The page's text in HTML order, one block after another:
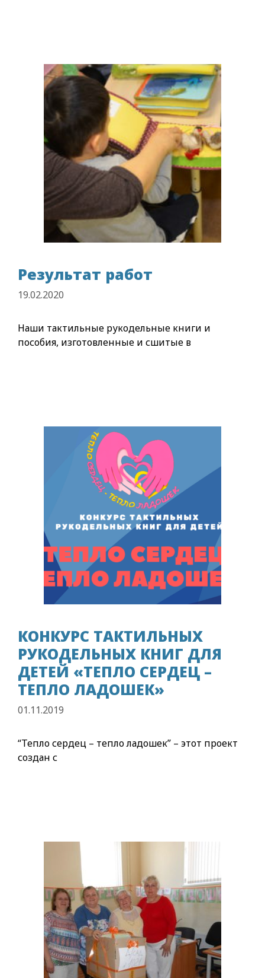
Результат работ
19.02.2020
Наши тактильные рукодельные книги и
пособия, изготовленные и сшитые в
КОНКУРС ТАКТИЛЬНЫХ
РУКОДЕЛЬНЫХ КНИГ ДЛЯ
ДЕТЕЙ «ТЕПЛО СЕРДЕЦ –
ТЕПЛО ЛАДОШЕК»
01.11.2019
“Тепло сердец – тепло ладошек” – этот проект
создан с